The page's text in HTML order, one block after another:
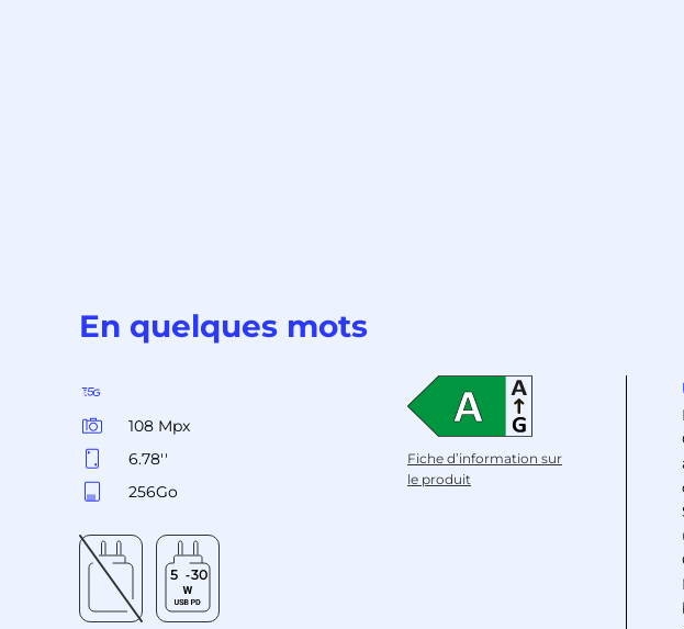
En quelques mots
108 Mpx
6.78''
256Go
Fiche d’information sur
le produit
5 30